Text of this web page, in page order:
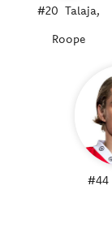
#20 Talaja,
Roope
#44